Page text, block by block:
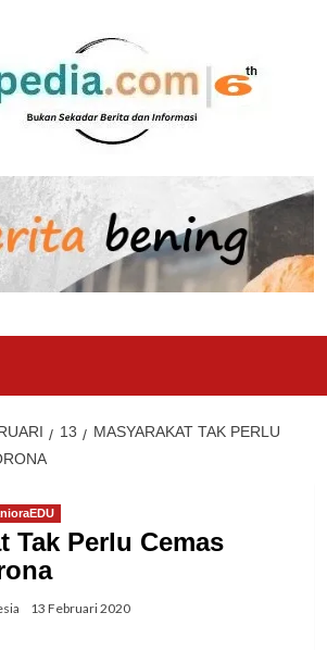
13
MASYARAKAT TAK PERLU
Tak Perlu Cemas
13 Februari 2020